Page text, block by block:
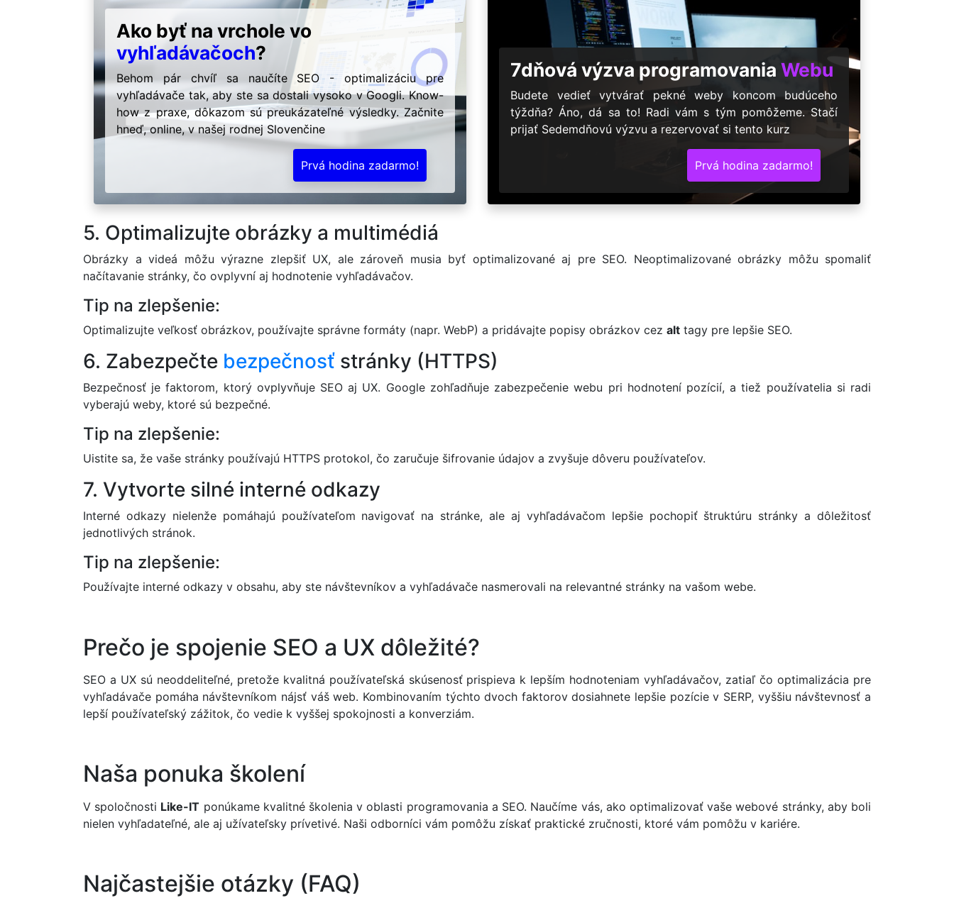
Ako byť na vrchole vo
vyhľadávačoch?
Behom pár chvíľ sa naučíte SEO - optimalizáciu pre
vyhľadávače tak, aby ste sa dostali vysoko v Googli. Know-
how z praxe, dôkazom sú preukázateľné výsledky. Začnite
hneď, online, v našej rodnej Slovenčine
Prvá hodina zadarmo!
7dňová výzva programovania Webu
Budete vedieť vytvárať pekné weby koncom budúceho
týždňa? Áno, dá sa to! Radi vám s tým pomôžeme. Stačí
prijať Sedemdňovú výzvu a rezervovať si tento kurz
Prvá hodina zadarmo!
5. Optimalizujte obrázky a multimédiá
Obrázky a videá môžu výrazne zlepšiť UX, ale zároveň musia byť optimalizované aj pre SEO. Neoptimalizované obrázky môžu spomaliť
načítavanie stránky, čo ovplyvní aj hodnotenie vyhľadávačov.
Tip na zlepšenie:
Optimalizujte veľkosť obrázkov, používajte správne formáty (napr. WebP) a pridávajte popisy obrázkov cez alt tagy pre lepšie SEO.
6. Zabezpečte bezpečnosť stránky (HTTPS)
Bezpečnosť je faktorom, ktorý ovplyvňuje SEO aj UX. Google zohľadňuje zabezpečenie webu pri hodnotení pozícií, a tiež používatelia si radi
vyberajú weby, ktoré sú bezpečné.
Tip na zlepšenie:
Uistite sa, že vaše stránky používajú HTTPS protokol, čo zaručuje šifrovanie údajov a zvyšuje dôveru používateľov.
7. Vytvorte silné interné odkazy
Interné odkazy nielenže pomáhajú používateľom navigovať na stránke, ale aj vyhľadávačom lepšie pochopiť štruktúru stránky a dôležitosť
jednotlivých stránok.
Tip na zlepšenie:
Používajte interné odkazy v obsahu, aby ste návštevníkov a vyhľadávače nasmerovali na relevantné stránky na vašom webe.
Prečo je spojenie SEO a UX dôležité?
SEO a UX sú neoddeliteľné, pretože kvalitná používateľská skúsenosť prispieva k lepším hodnoteniam vyhľadávačov, zatiaľ čo optimalizácia pre
vyhľadávače pomáha návštevníkom nájsť váš web. Kombinovaním týchto dvoch faktorov dosiahnete lepšie pozície v SERP, vyššiu návštevnosť a
lepší používateľský zážitok, čo vedie k vyššej spokojnosti a konverziám.
Naša ponuka školení
V spoločnosti Like-IT ponúkame kvalitné školenia v oblasti programovania a SEO. Naučíme vás, ako optimalizovať vaše webové stránky, aby boli
nielen vyhľadateľné, ale aj užívateľsky prívetivé. Naši odborníci vám pomôžu získať praktické zručnosti, ktoré vám pomôžu v kariére.
Najčastejšie otázky (FAQ)